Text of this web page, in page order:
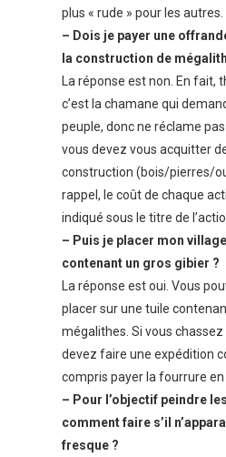
plus « rude » pour les autres.
– Dois je payer une
la construction de
La réponse est non. En
c’est la chamane qui
peuple, donc ne réclame
vous devez vous acquitter
construction (bois/pierres/
rappel, le coût de chaque
indiqué sous le titre de
– Puis je placer mon
contenant un gros gibier ?
La réponse est oui. Vous
placer sur une tuile
mégalithes. Si vous chassez
devez faire une expédition
compris payer la fourrure en
– Pour l’objectif peindre
comment faire s’il
fresque ?